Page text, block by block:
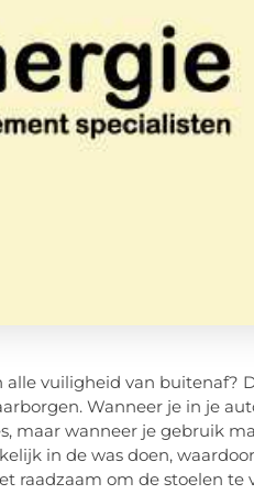
vuiligheid van buitenaf?
Wanneer je in je
maar wanneer je gebruik
in de was doen,
raadzaam om de stoelen te